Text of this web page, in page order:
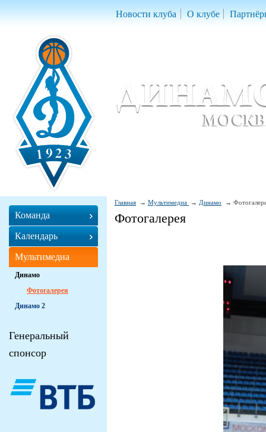
Новости клуба О клубе
Главная Мультимедиа Динамо
Фотогалерея
Команда
Календарь
Мультимедиа
Динамо
Фотогалерея
Динамо 2
Генеральный
спонсор